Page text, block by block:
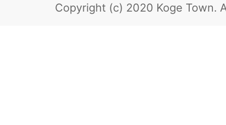
Copyright (c) 2020 Koge Town.